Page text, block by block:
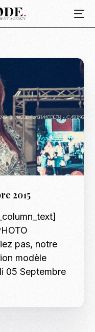
2015
pas, notre
modèle
05 Septembre